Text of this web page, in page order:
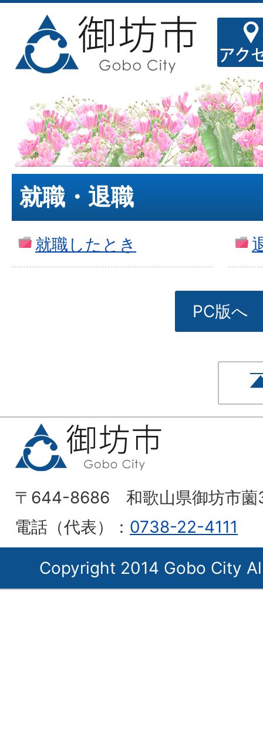
就職・退職
就職したとき
PC版へ
〒644-8686 和歌山県御坊市薗
電話（代表）： 0738-22-4111
Copyright 2014 Gobo City